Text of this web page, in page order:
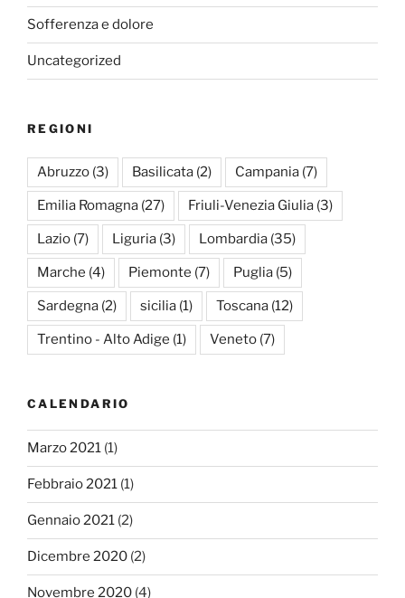
Sofferenza e dolore
Uncategorized
REGIONI
Abruzzo (3) Basilicata (2) Campania (7)
Emilia Romagna (27) Friuli-Venezia Giulia (3)
Lazio (7) Liguria (3) Lombardia (35)
Marche (4) Piemonte (7) Puglia (5)
Sardegna (2) sicilia (1) Toscana (12)
Trentino - Alto Adige (1) Veneto (7)
CALENDARIO
Marzo 2021 (1)
Febbraio 2021 (1)
Gennaio 2021 (2)
Dicembre 2020 (2)
Novembre 2020 (4)